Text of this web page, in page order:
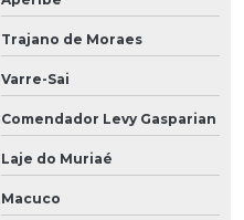
Trajano de Moraes
Varre-Sai
Comendador Levy Gasparian
Laje do Muriaé
Macuco